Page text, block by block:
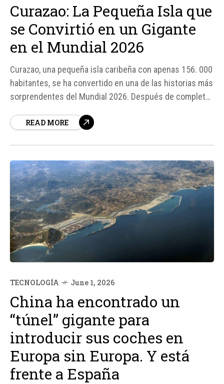
Curazao: La Pequeña Isla que
se Convirtió en un Gigante
en el Mundial 2026
Curazao, una pequeña isla caribeña con apenas 156. 000
habitantes, se ha convertido en una de las historias más
sorprendentes del Mundial 2026. Después de completar
Ola Azul se convirtió en la nación más pequeña en
READ MORE
TECNOLOGÍA June 1, 2026
China ha encontrado un
“túnel” gigante para
introducir sus coches en
Europa sin Europa. Y está
frente a España